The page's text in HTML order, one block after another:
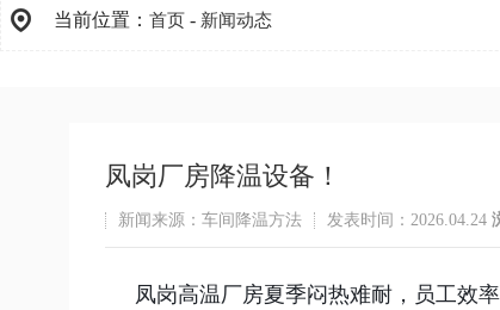
当前位置： 首页 - 新闻动态
凤岗厂房降温设备！
新闻来源：车间降温方法 发表时间：2026.04.24
凤岗高温厂房夏季闷热难耐，员工效